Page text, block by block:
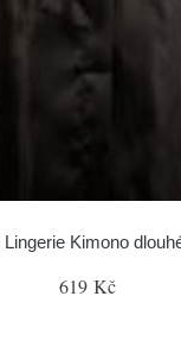
Lingerie Kimono
619 Kč